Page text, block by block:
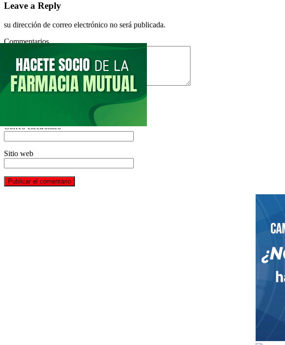
Leave a Reply
su dirección de correo electrónico no será publicada.
Commentarios
Correo electrónico*
Sitio web